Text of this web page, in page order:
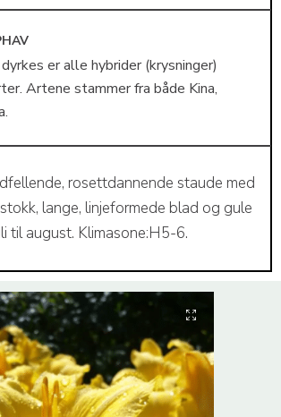
er alle hybrider (krysninger)
Artene stammer fra både Kina,
rosettdannende staude med
lange, linjeformede blad og gule
til august. Klimasone:H5-6.